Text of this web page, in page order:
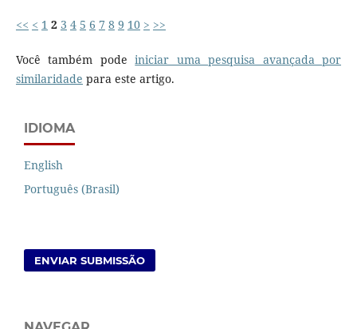
<< < 1 2 3 4 5 6 7 8 9 10 > >>
Você também podeiniciar uma pesquisa avançada por
similaridade para este artigo.
IDIOMA
English
Português (Brasil)
ENVIAR SUBMISSÃO